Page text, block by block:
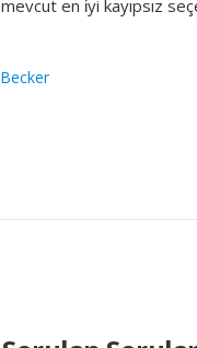
mevcut en i̇yi kayıpsız